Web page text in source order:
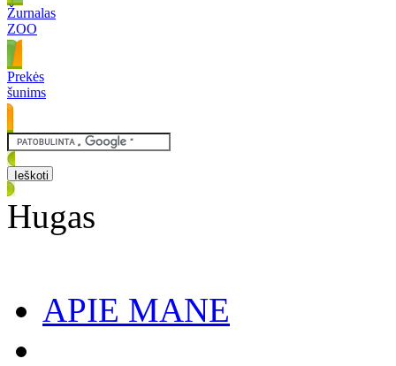
Žurnalas
ZOO
Prekės
šunims
Hugas
APIE MANE